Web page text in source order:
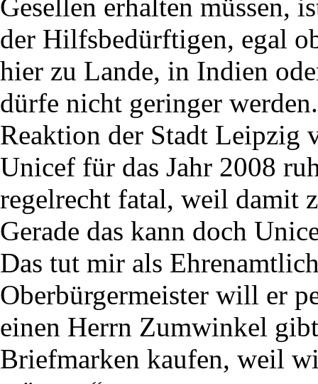
Gesellen erhalten müssen,
der Hilfsbedürftigen, egal
hier zu Lande, in Indien
dürfe nicht geringer
Reaktion der Stadt Leipzig
Unicef für das Jahr 2008
regelrecht fatal, weil damit
Gerade das kann doch
Das tut mir als
Oberbürgermeister will er
einen Herrn Zumwinkel
Briefmarken kaufen, weil